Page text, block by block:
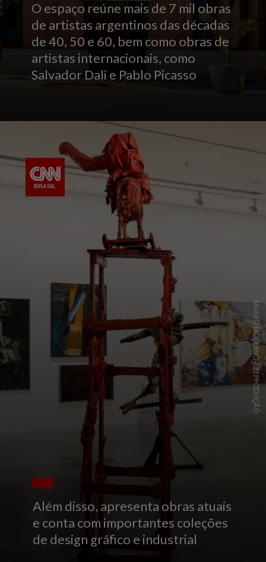
O espaço reúne mais de 7 mil obras
de artistas argentinos das décadas
de 40, 50 e 60, bem como obras de
artistas internacionais, como
Salvador Dali e Pablo Picasso
Além disso, apresenta obras atuais
e conta com importantes coleções
de design gráfico e industrial
MUSEO MODERNO / REPRODUÇÃO